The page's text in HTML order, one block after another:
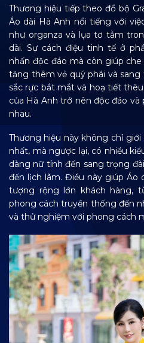
Thương hiệu tiếp theo đổ bộ
Áo dài Hà Anh nổi tiếng với
như organza và lụa tơ tằm
dài. Sự cách điệu tinh tế ở
nhấn độc đáo mà còn giúp
tăng thêm vẻ quý phái và
sắc rực bắt mắt và hoạ tiết
của Hà Anh trở nên độc đáo
nhau.
Thương hiệu này không chỉ
nhất, mà ngược lại, có nhiều
dàng nữ tính đến sang trọng
đến lịch lãm. Điều này giúp
tượng rộng lớn khách hàng,
phong cách truyền thống đến
và thử nghiệm với phong cách